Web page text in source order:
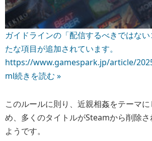
ガイドラインの「配信するべきではな
たな項目が追加されています。
https://www.gamespark.jp/article/
ml続きを読む »
このルールに則り、近親相姦をテーマ
め、多くのタイトルがSteamから削除
ようです。